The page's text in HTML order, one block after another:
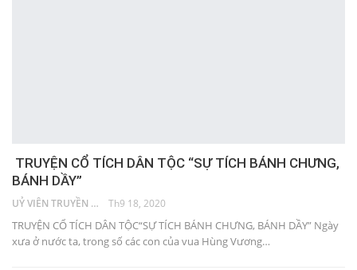
TRUYỆN CỔ TÍCH DÂN TỘC “SỰ TÍCH BÁNH CHƯNG,
BÁNH DẦY”
UỶ VIÊN TRUYỀN THÔNG Th9 18, 2020
TRUYỆN CỔ TÍCH DÂN TỘC“SỰ TÍCH BÁNH CHƯNG, BÁNH DẦY” Ngày
xưa ở nước ta, trong số các con của vua Hùng Vương…